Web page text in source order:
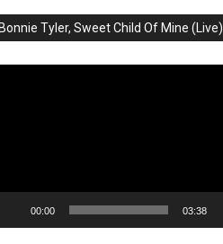
Bonnie Tyler, Sweet Child Of Mine (Live)
00:00 03:38